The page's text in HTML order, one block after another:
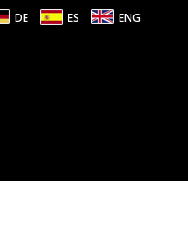
DE ES ENG